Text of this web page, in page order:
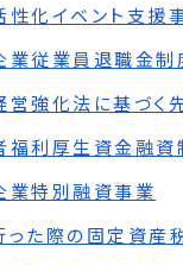
性化イベント支援
業従業員退職金制
福利厚生資金融資
業特別融資事業